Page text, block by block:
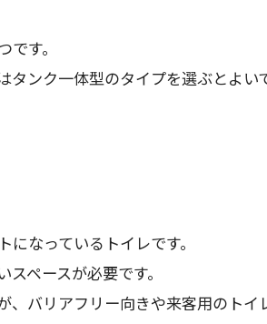
す。
ンク一体型のタイプを選ぶとよい
なっているトイレです。
ペースが必要です。
、バリアフリー向きや来客用のトイ